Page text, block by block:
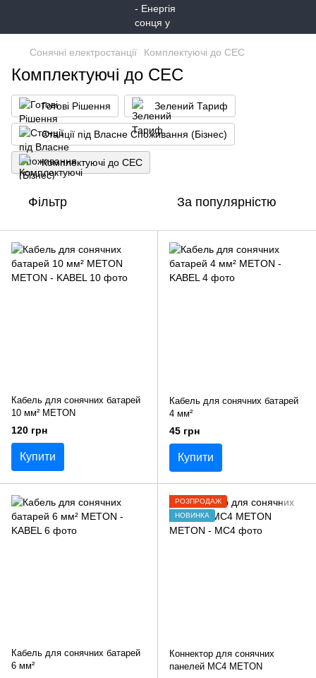
Сонячні електростанції Комплектуючі до СЕС
Комплектуючі до СЕС
Готові Рішення Зелений Тариф
Станції під Власне Споживання (Бізнес)
Комплектуючі до СЕС
Фільтр За популярністю
Кабель для сонячних батарей
10 мм² METON
120 грн
Купити
Кабель для сонячних батарей
4 мм²
45 грн
Купити
Кабель для сонячних батарей
6 мм²
РОЗПРОДАЖ
НОВИНКА
Коннектор для сонячних
панелей MC4 METON